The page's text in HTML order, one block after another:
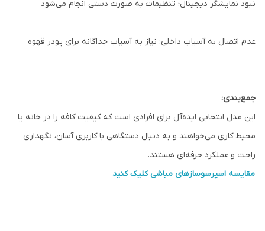
نبود نمایشگر دیجیتال؛ تنظیمات به صورت دستی انجام می‌شود
عدم اتصال به آسیاب داخلی؛ نیاز به آسیاب جداگانه برای پودر قهوه
جمع‌بندی:
این مدل انتخابی ایده‌آل برای افرادی است که کیفیت کافه را در خانه یا
محیط کاری می‌خواهند و به دنبال دستگاهی با کاربری آسان، نگهداری
راحت و عملکرد حرفه‌ای هستند.
مقایسه اسپرسوسازهای مباشی کلیک کنید